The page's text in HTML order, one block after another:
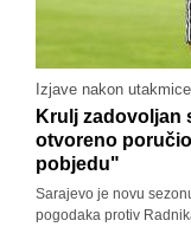
Izjave nakon utakmice
Krulj zadovoljan
otvoreno
pobjedu"
Sarajevo je novu
pogodaka protiv